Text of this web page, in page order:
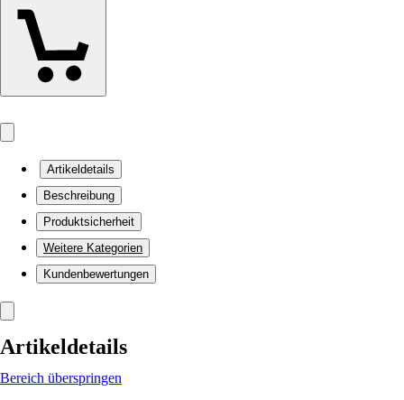
Artikeldetails
Beschreibung
Produktsicherheit
Weitere Kategorien
Kundenbewertungen
Artikeldetails
Bereich überspringen